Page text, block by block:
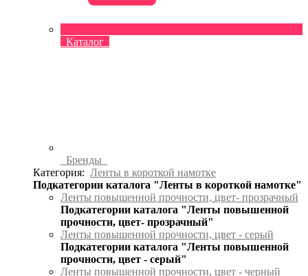
Каталог
Бренды
Категория: Ленты в короткой намотке
Подкатегории каталога "Ленты в короткой намотке"
Ленты повышенной прочности, цвет- прозрачный
Подкатегории каталога "Ленты повышенной
прочности, цвет- прозрачный"
Ленты повышенной прочности, цвет - серый
Подкатегории каталога "Ленты повышенной
прочности, цвет - серый"
Ленты повышенной прочности, цвет - черный